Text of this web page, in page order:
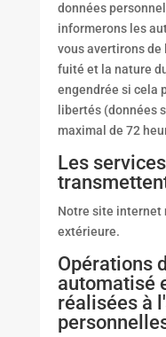
données
informerons les
vous avertirons de
fuité et la nature
engendrée si cela
libertés (données
maximal de 72
Les
Notre site internet
extérieure.
Opérations
automatisé
réalisées à